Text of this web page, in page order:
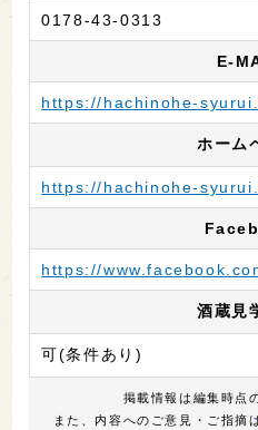
0178-43-0313
E-
https://hachinohe-
ホーム
https://hachinohe-
https://
酒蔵見
可(条件あり)
掲載情報は編集時点
また、内容へのご意見・ご指摘